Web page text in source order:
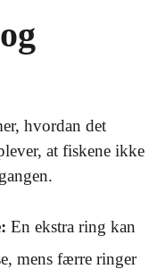
hvordan det
at fiskene ikke
En ekstra ring kan
mens færre ringer